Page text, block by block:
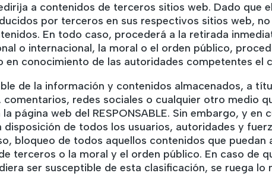
a contenidos de terceros sitios web. Dado que el
por terceros en sus respectivos sitios web,
En todo caso, procederá a la retirada
o internacional, la moral o el orden público,
conocimiento de las autoridades competentes el
de la información y contenidos almacenados, a
redes sociales o cualquier otro medio
página web del RESPONSABLE. Sin embargo, y
disposición de todos los usuarios, autoridades y
bloqueo de todos aquellos contenidos que
terceros o la moral y el orden público. En caso de
ser susceptible de esta clasificación, se ruega